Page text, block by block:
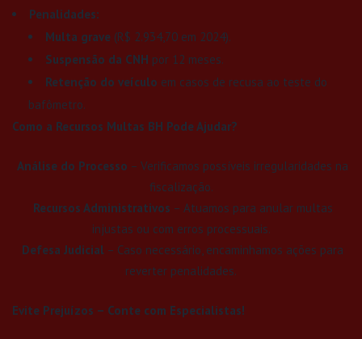
Penalidades:
Multa grave (R$ 2.934,70 em 2024).
Suspensão da CNH por 12 meses.
Retenção do veículo em casos de recusa ao teste do
bafômetro.
Como a Recursos Multas BH Pode Ajudar?
Análise do Processo – Verificamos possíveis irregularidades na
fiscalização.
Recursos Administrativos – Atuamos para anular multas
injustas ou com erros processuais.
Defesa Judicial – Caso necessário, encaminhamos ações para
reverter penalidades.
Evite Prejuízos – Conte com Especialistas!